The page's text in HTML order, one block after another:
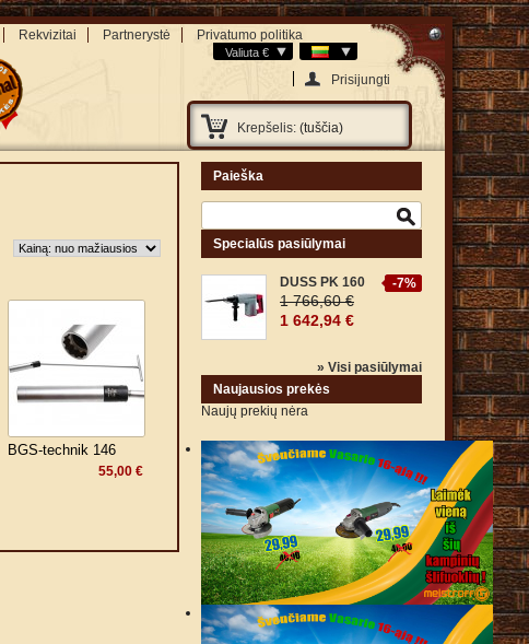
Rekvizitai Partnerystė Privatumo politika
Valiuta €
Prisijungti
Krepšelis: (tuščia)
BGS-technik 146
55,00 €
Paieška
Specialūs pasiūlymai
-7%
DUSS PK 160
1 766,60 €
1 642,94 €
» Visi pasiūlymai
Naujausios prekės
Naujų prekių nėra